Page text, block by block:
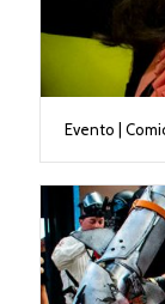
Evento |